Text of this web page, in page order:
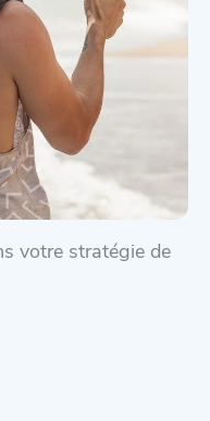
votre stratégie de